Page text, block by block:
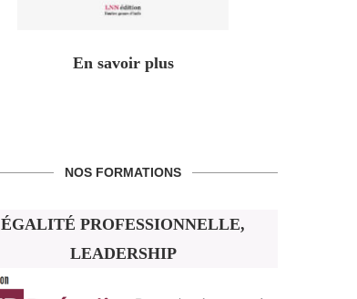
En savoir plus
NOS FORMATIONS
ÉGALITÉ PROFESSIONNELLE,
LEADERSHIP